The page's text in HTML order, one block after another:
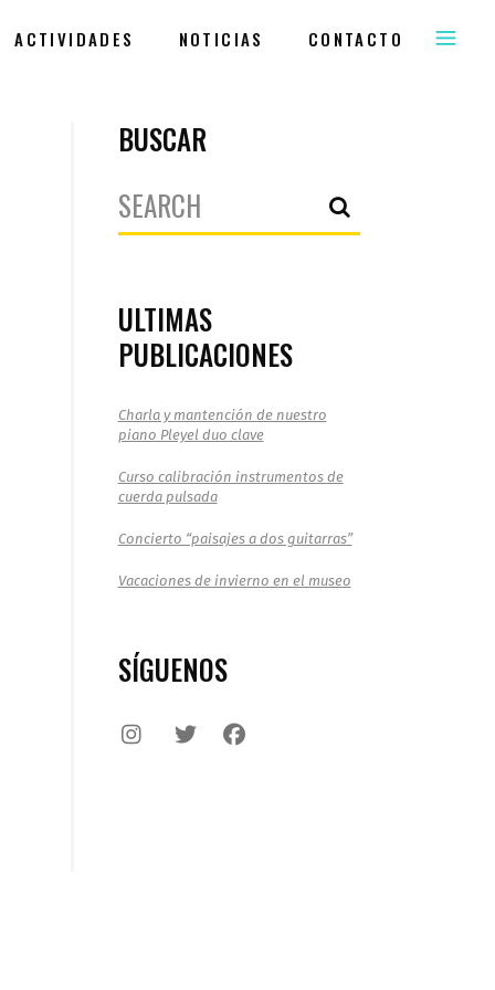
ACTIVIDADES NOTICIAS CONTACTO
BUSCAR
Search
for:
ULTIMAS
PUBLICACIONES
Charla y mantención de nuestro
piano Pleyel duo clave
Curso calibración instrumentos de
cuerda pulsada
Concierto “paisajes a dos guitarras”
Vacaciones de invierno en el museo
SÍGUENOS